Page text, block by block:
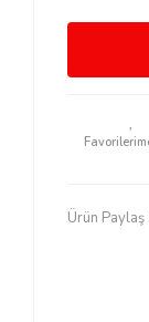
Ürün Paylaş :